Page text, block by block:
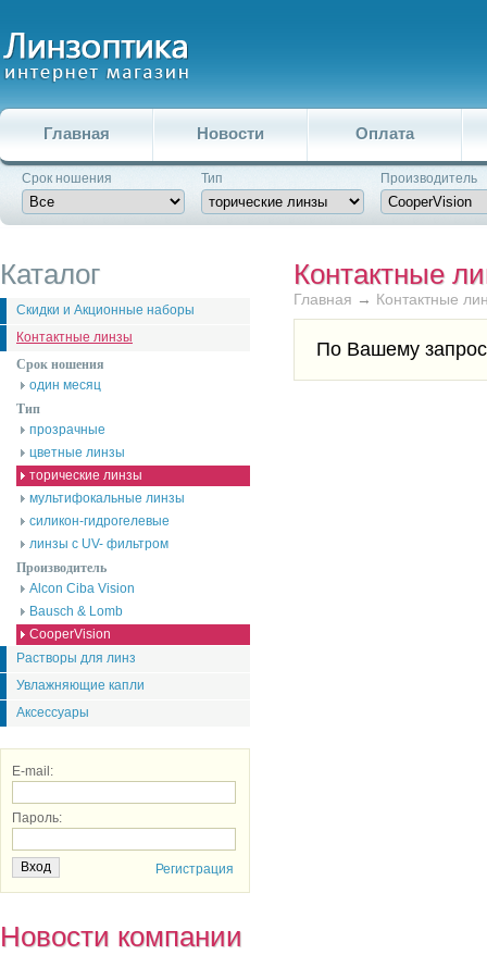
Главная Новости Оплата
Срок ношения Тип Производитель
Каталог
Скидки и Акционные наборы
Контактные линзы
Срок ношения
один месяц
Тип
прозрачные
цветные линзы
торические линзы
мультифокальные линзы
силикон-гидрогелевые
линзы с UV- фильтром
Производитель
Alcon Ciba Vision
Bausch & Lomb
CooperVision
Растворы для линз
Увлажняющие капли
Аксессуары
E-mail:
Пароль:
Регистрация
Новости компании
Контактные
Главная → Контактные
По Вашему